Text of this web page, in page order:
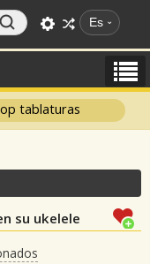
Es
tablaturas
su ukelele